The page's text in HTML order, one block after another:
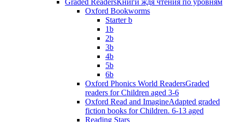
Graded ReadersКниги ждя чтения по уровням
Oxford Bookworms
Starter b
1b
2b
3b
4b
5b
6b
Oxford Phonics World ReadersGraded
readers for Children aged 3-6
Oxford Read and ImagineAdapted graded
fiction books for Children. 6-13 aged
Reading Stars